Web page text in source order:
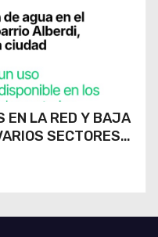
EN LA RED Y BAJA
SECTORES